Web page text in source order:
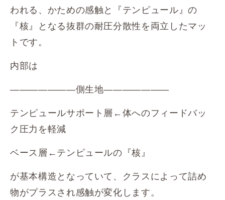
われる、かための感触と『テンピュール』の
『核』となる抜群の耐圧分散性を両立したマッ
トです。
内部は
―――――――側生地―――――――
テンピュールサポート層←体へのフィードバッ
ク圧力を軽減
ベース層←テンピュールの『核』
が基本構造となっていて、クラスによって詰め
物がプラスされ感触が変化します。